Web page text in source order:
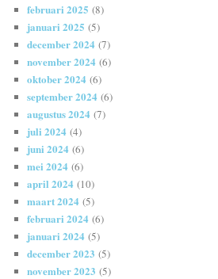
februari 2025 (8)
januari 2025 (5)
december 2024 (7)
november 2024 (6)
oktober 2024 (6)
september 2024 (6)
augustus 2024 (7)
juli 2024 (4)
juni 2024 (6)
mei 2024 (6)
april 2024 (10)
maart 2024 (5)
februari 2024 (6)
januari 2024 (5)
december 2023 (5)
november 2023 (5)